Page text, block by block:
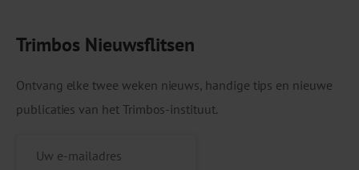
Trimbos Nieuwsflitsen
Ontvang elke twee weken nieuws, handige tips en nieuwe
publicaties van het Trimbos-instituut.